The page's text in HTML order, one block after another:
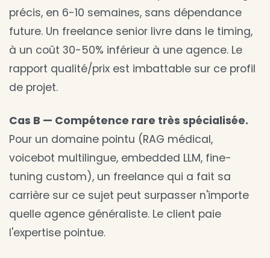
précis, en 6-10 semaines, sans dépendance
future. Un freelance senior livre dans le timing,
à un coût 30-50% inférieur à une agence. Le
rapport qualité/prix est imbattable sur ce profil
de projet.
Cas B — Compétence rare très spécialisée.
Pour un domaine pointu (RAG médical,
voicebot multilingue, embedded LLM, fine-
tuning custom), un freelance qui a fait sa
carrière sur ce sujet peut surpasser n'importe
quelle agence généraliste. Le client paie
l'expertise pointue.